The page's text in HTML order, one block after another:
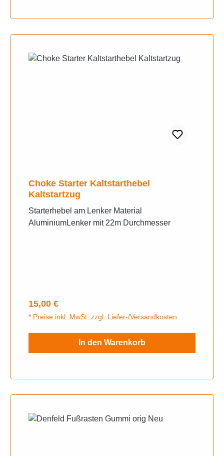
Choke Starter Kaltstarthebel
Kaltstartzug
Starterhebel am Lenker Material
AluminiumLenker mit 22m Durchmesser
Regulärer Preis:
15,00 €
* Preise inkl. MwSt. zzgl. Liefer-/Versandkosten
In den Warenkorb